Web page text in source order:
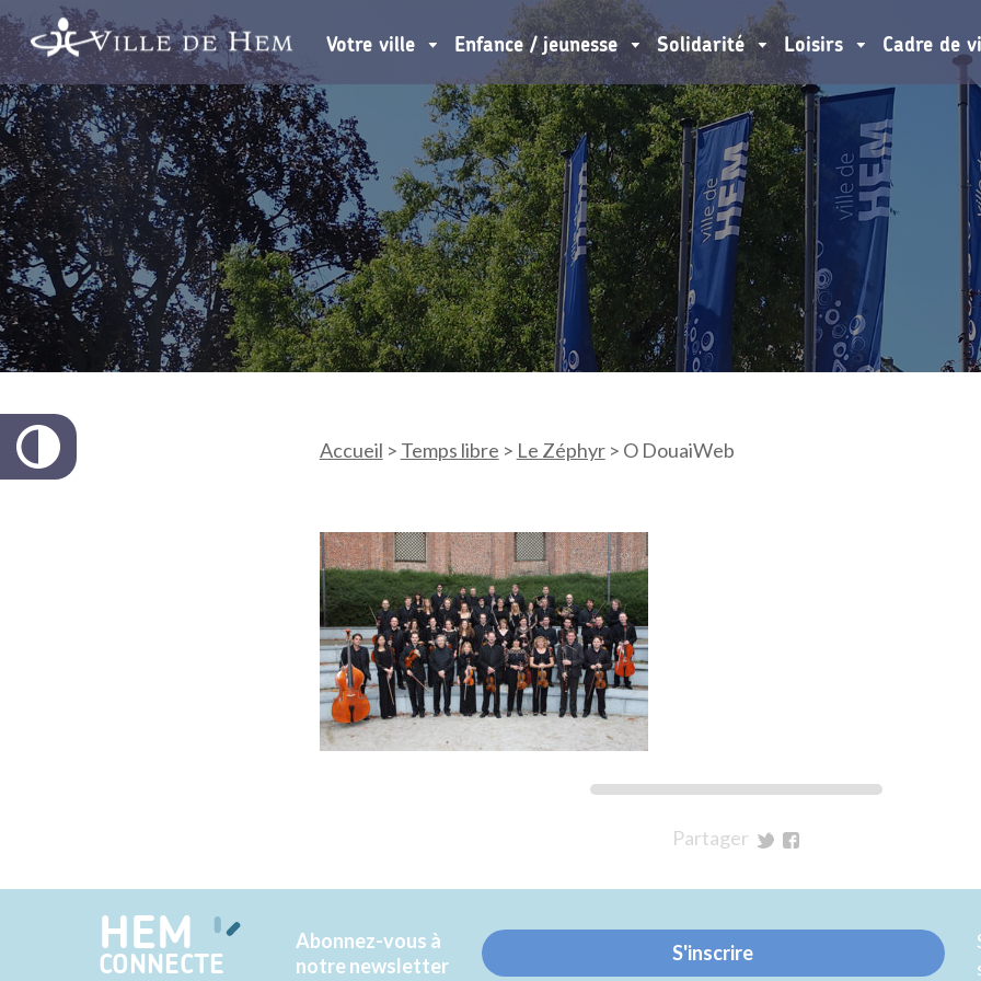
Votre ville Enfance / jeunesse Solidarité Loisirs Cadre de
Accueil > Temps libre > Le Zéphyr> O DouaiWeb
Partager
Twitter
Facebook
HEM
CONNECTE
Abonnez-vous à
notre newsletter
S'inscrire